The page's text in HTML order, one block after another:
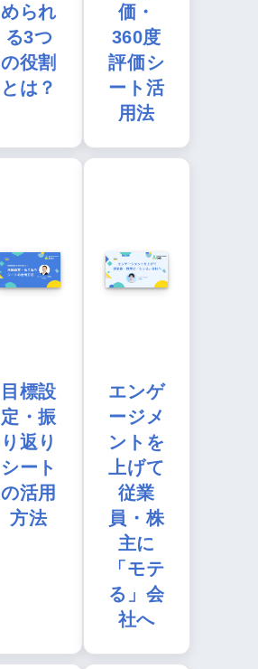
められ
る3つ
の役割
とは？
価・
360度
評価シ
ート活
用法
目標設
定・振
り返り
シート
の活用
方法
エンゲ
ージメ
ントを
上げて
従業
員・株
主に
「モテ
る」会
社へ